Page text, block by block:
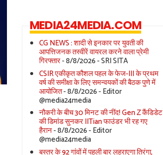
MEDIA24MEDIA.COM
CG NEWS : शादी से इनकार पर युवती की
आपत्तिजनक तस्वीरें वायरल करने वाला प्रेमी
गिरफ्तार- 8/8/2026- SRI SITA
CSIR एकीकृत कौशल पहल के फेज-III के प्रथम
वर्ष की समीक्षा के लिए समन्वयकों की बैठक पुणे में
आयोजित- 8/8/2026- Editor
@media24media
नौकरी के बीच 30 मिनट की नींद! Gen Z कैंडिडेट
की डिमांड सुनकर IITian फाउंडर भी रह गए
हैरान- 8/8/2026- Editor
@media24media
बस्तर के 92 गांवों में पहली बार लहराएगा तिरंगा,